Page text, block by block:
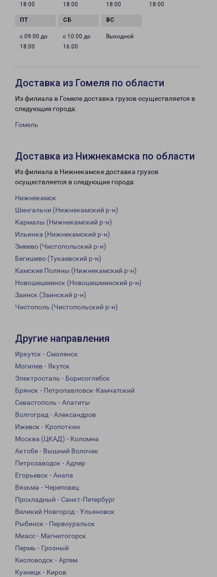
18:00 18:00 18:00 18:00
с 09:00 до
18:00
с 10:00 до
16:00
Выходной
Доставка из Гомеля по области
Из филиала в Гомеле доставка грузов осуществляется в
следующие города:
Гомель
Доставка из Нижнекамска по области
Из филиала в Нижнекамске доставка грузов
осуществляется в следующие города:
Нижнекамск
Шингальчи (Нижнекамский р-н)
Кармалы (Нижнекамский р-н)
Ильинка (Нижнекамский р-н)
Змеево (Чистопольский р-н)
Бегишево (Тукаевский р-н)
Камские Поляны (Нижнекамский р-н)
Новошешминск (Новошешминский р-н)
Заинск (Заинский р-н)
Чистополь (Чистопольский р-н)
Другие направления
Иркутск - Смоленск
Могилев - Якутск
Электросталь - Борисоглебск
Брянск - Петропавловск-Камчатский
Севастополь - Апатиты
Волгоград - Александров
Ижевск - Кропоткин
Москва (ЦКАД) - Коломна
Актобе - Вышний Волочек
Петрозаводск - Адлер
Егорьевск - Анапа
Вязьма - Череповец
Прохладный - Санкт-Петербург
Великий Новгород - Ульяновск
Рыбинск - Первоуральск
Миасс - Магнитогорск
Пермь - Грозный
Кисловодск - Артем
Кузнецк - Киров